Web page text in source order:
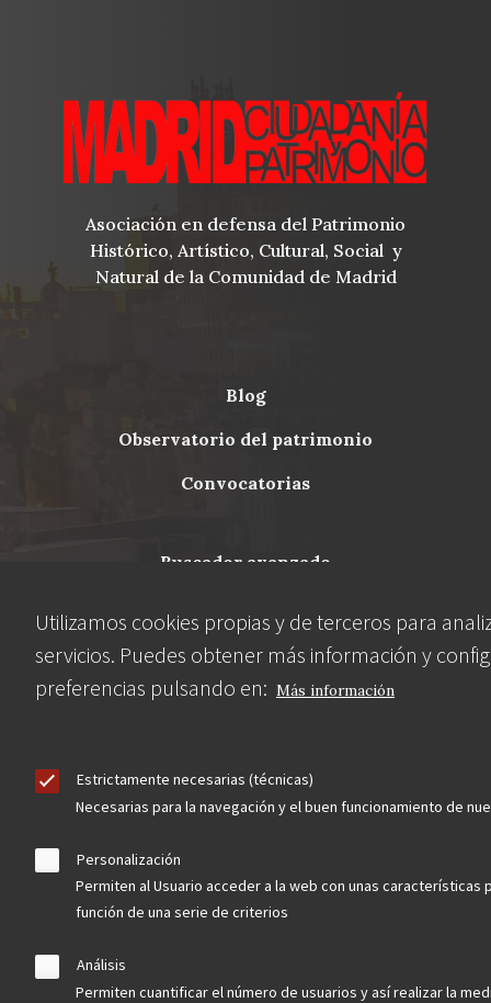
Utilizamos cookies propias y de terceros para
servicios. Puedes obtener más información y
preferencias pulsando en: Más información
Estrictamente necesarias (técnicas)
Necesarias para la navegación y el buen funcionamiento de
Personalización
Permiten al Usuario acceder a la web con unas características
función de una serie de criterios
Análisis
Permiten cuantificar el número de usuarios y así realizar la
Asociación en defensa del Patrimonio
Histórico, Artístico, Cultural, Social y
Natural de la Comunidad de Madrid
Menu
blog
observatorio del patrimonio
convocatorias
buscador avanzado
Nuestras redes
Contacta